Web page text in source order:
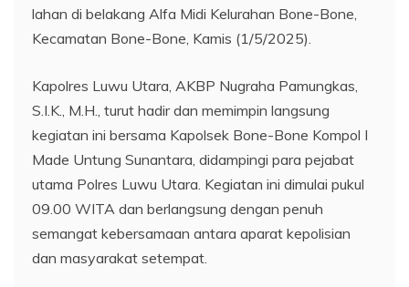
lahan di belakang Alfa Midi Kelurahan Bone-Bone,
Kecamatan Bone-Bone, Kamis (1/5/2025).
Kapolres Luwu Utara, AKBP Nugraha Pamungkas,
S.I.K., M.H., turut hadir dan memimpin langsung
kegiatan ini bersama Kapolsek Bone-Bone Kompol I
Made Untung Sunantara, didampingi para pejabat
utama Polres Luwu Utara. Kegiatan ini dimulai pukul
09.00 WITA dan berlangsung dengan penuh
semangat kebersamaan antara aparat kepolisian
dan masyarakat setempat.